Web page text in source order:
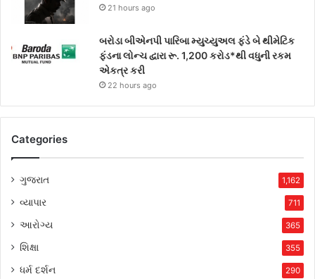
21 hours ago
બરોડા બીએનપી પારિબા મ્યુચ્યુઅલ ફંડે બે થીમેટિક
ફંડના લોન્ચ દ્વારા રૂ. 1,200 કરોડ*થી વધુની રકમ
એકત્ર કરી
22 hours ago
Categories
ગુજરાત 1,162
વ્યાપાર 711
આરોગ્ય 365
શિક્ષા 355
ધર્મ દર્શન 290